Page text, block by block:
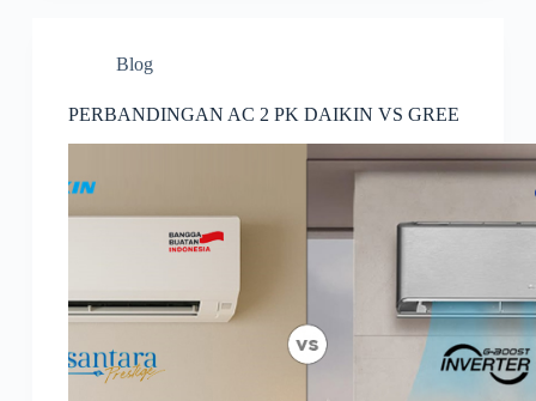
Blog
PERBANDINGAN AC 2 PK DAIKIN VS GREE